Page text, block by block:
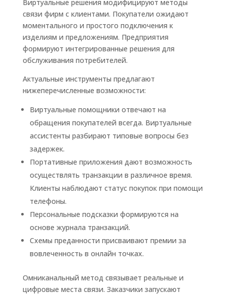
Виртуальные решения модифицируют методы
связи фирм с клиентами. Покупатели ожидают
моментального и простого подключения к
изделиям и предложениям. Предприятия
формируют интегрированные решения для
обслуживания потребителей.
Актуальные инструменты предлагают
нижеперечисленные возможности:
Виртуальные помощники отвечают на
обращения покупателей всегда. Виртуальные
ассистенты разбирают типовые вопросы без
задержек.
Портативные приложения дают возможность
осуществлять транзакции в различное время.
Клиенты наблюдают статус покупок при помощи
телефоны.
Персональные подсказки формируются на
основе журнала транзакций.
Схемы преданности присваивают премии за
вовлеченность в онлайн точках.
Омниканальный метод связывает реальные и
цифровые места связи. Заказчики запускают